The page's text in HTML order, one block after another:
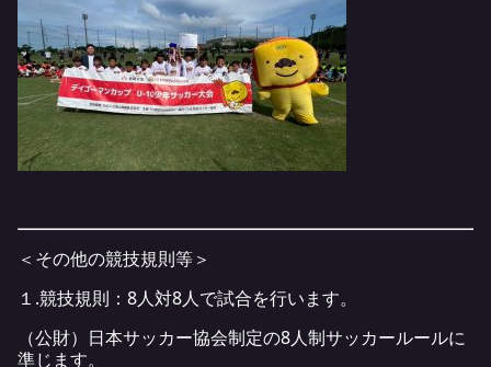
＜その他の競技規則等＞
１.競技規則：8人対8人で試合を行います。
（公財）日本サッカー協会制定の8人制サッカールールに
準じます。